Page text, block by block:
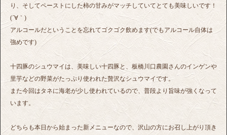
り、そしてペーストにした柿の甘みがマッチしていてとても美味しいです！
(´∀｀)
アルコールだということを忘れてゴクゴク飲めます(でもアルコール自体は
強めです)
十四豚のシュウマイは、美味しい十四豚と、板橋川口農園さんのインゲンや
里芋などの野菜がたっぷり使われた贅沢なシュウマイです。
また今回はタネに海老が少し使われているので、普段より旨味が強くなって
います。
どちらも本日から始まった新メニューなので、沢山の方にお召し上がり頂き